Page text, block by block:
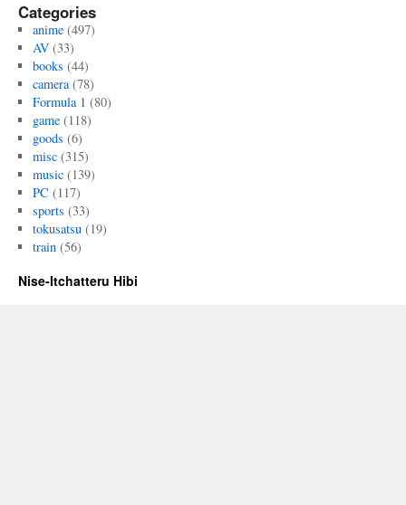
Categories
anime(497)
AV(33)
books (44)
camera(78)
Formula 1 (80)
game(118)
goods (6)
misc(315)
music(139)
PC (117)
sports (33)
tokusatsu(19)
train(56)
Nise-Itchatteru Hibi